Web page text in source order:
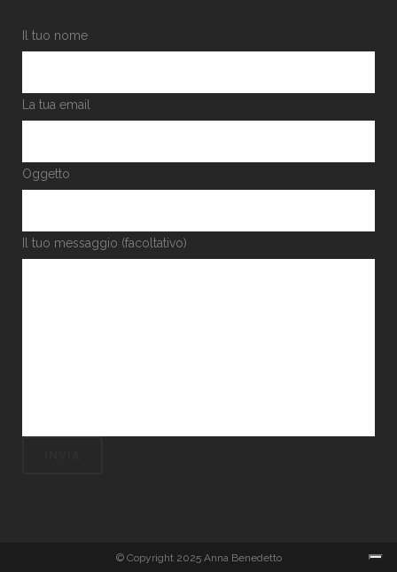
Il tuo nome
La tua email
Oggetto
Il tuo messaggio (facoltativo)
© Copyright 2025 Anna Benedetto